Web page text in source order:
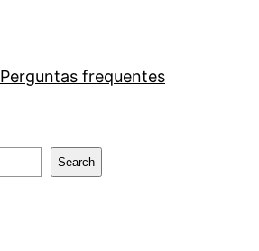
Perguntas frequentes
Search